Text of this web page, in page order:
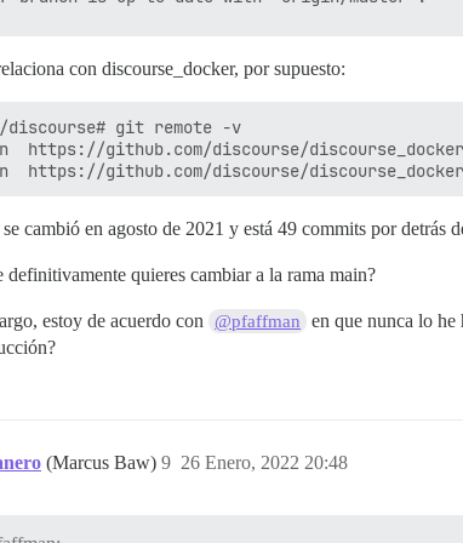
con discourse_docker, por supuesto:
git remote -v
https://github.com/discourse/
cambió en agosto de 2021 y está 49 commits por detrás
definitivamente quieres cambiar a la rama main?
estoy de acuerdo con @pfaffman
en que nunca lo
(Marcus Baw) 26 Enero, 2022 20:48
9